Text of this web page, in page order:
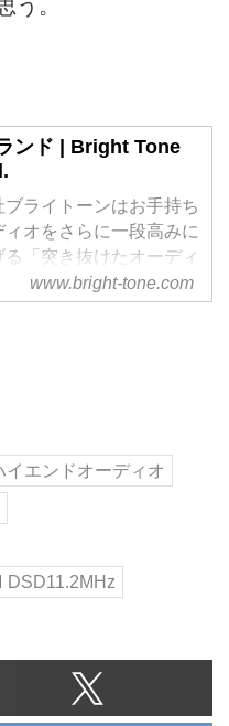
う。
ンド | Bright Tone
ブライトーンはお手持ち
ィオをさらに一段高みに
る「突き抜けたオーディ
提供する」ことを目的と
音響機器（オーディオ、
www.bright-tone.com
イエンドオーディオ
DSD11.2MHz